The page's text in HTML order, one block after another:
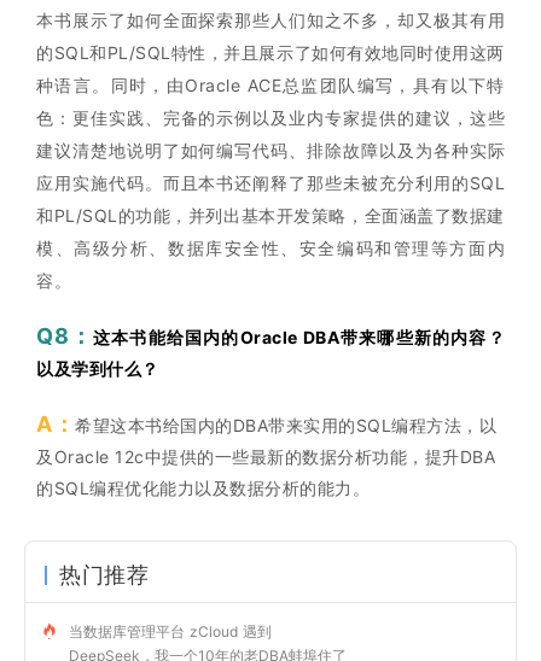
本书展示了如何全面探索那些人们知之不多，却又极其有用
的SQL和PL/SQL特性，并且展示了如何有效地同时使用这两
种语言。同时，由Oracle ACE总监团队编写，具有以下特
色：更佳实践、完备的示例以及业内专家提供的建议，这些
建议清楚地说明了如何编写代码、排除故障以及为各种实际
应用实施代码。而且本书还阐释了那些未被充分利用的SQL
和PL/SQL的功能，并列出基本开发策略，全面涵盖了数据建
模、高级分析、数据库安全性、安全编码和管理等方面内
容。
Q8： 这本书能给国内的Oracle DBA带来哪些新的内容？
以及学到什么？
A： 希望这本书给国内的DBA带来实用的SQL编程方法，以
及Oracle 12c中提供的一些最新的数据分析功能，提升DBA
的SQL编程优化能力以及数据分析的能力。
热门推荐
当数据库管理平台 zCloud 遇到
DeepSeek，我一个10年的老DBA蚌埠住了